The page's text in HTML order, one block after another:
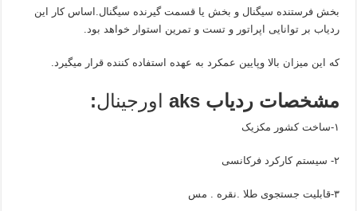
بخش فرستنده سیگنال و بخش یا قسمت گیرنده سیگنال.اساس کار این
ردیاب بر توانایی اپراتور و تست و تمرین استوار خواهد بود.
که این میزان بالا وپایین عمکرد به عهده استفاده کننده قرار میگیرد.
مشخصات ردیاب aks اورجینال:
۱-ساخت کشور مکزیک
۲- سیستم کارکرد فرکانسی
۳-قابلیت جستجوی طلا .نقره . مس